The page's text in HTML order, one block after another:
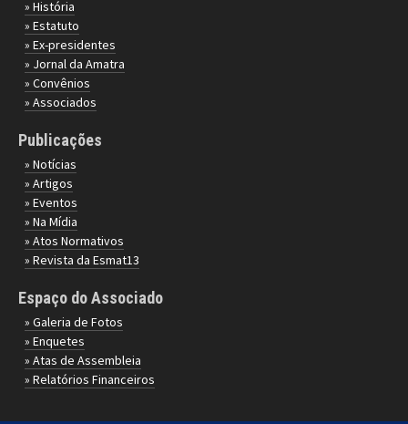
» História
» Estatuto
» Ex-presidentes
» Jornal da Amatra
» Convênios
» Associados
Publicações
» Notícias
» Artigos
» Eventos
» Na Mídia
» Atos Normativos
» Revista da Esmat13
Espaço do Associado
» Galeria de Fotos
» Enquetes
» Atas de Assembleia
» Relatórios Financeiros